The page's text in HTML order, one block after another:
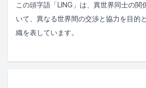
この頭字語「LING」は、異世界同士の関
いて、異なる世界間の交渉と協力を目的
織を表しています。